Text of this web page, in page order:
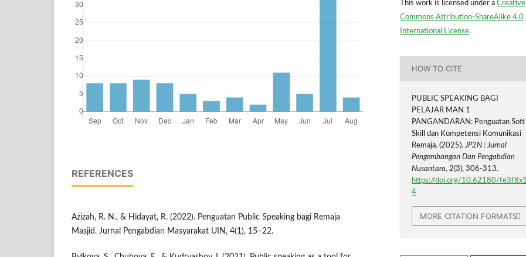
REFERENCES
Azizah, R. N., & Hidayat, R. (2022). Penguatan Public Speaking bagi Remaja
Masjid. Jurnal Pengabdian Masyarakat UIN, 4(1), 15–22.
This work is licensed under a Creative
Commons Attribution-ShareAlike 4.0
International License.
HOW TO CITE
PUBLIC SPEAKING BAGI
PELAJAR MAN 1
PANGANDARAN: Penguatan Soft
Skill dan Kompetensi Komunikasi
Remaja. (2025). JP2N : Jurnal
Pengembangan Dan Pengabdian
Nusantara, 2(3), 306-313.
https://doi.org/10.62180/fe3f8x1
4
MORE CITATION FORMATS